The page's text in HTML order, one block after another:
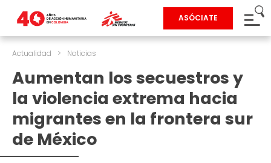
ASÓCIATE
Actualidad > Noticias
Aumentan los secuestros y
la violencia extrema hacia
migrantes en la frontera sur
de México